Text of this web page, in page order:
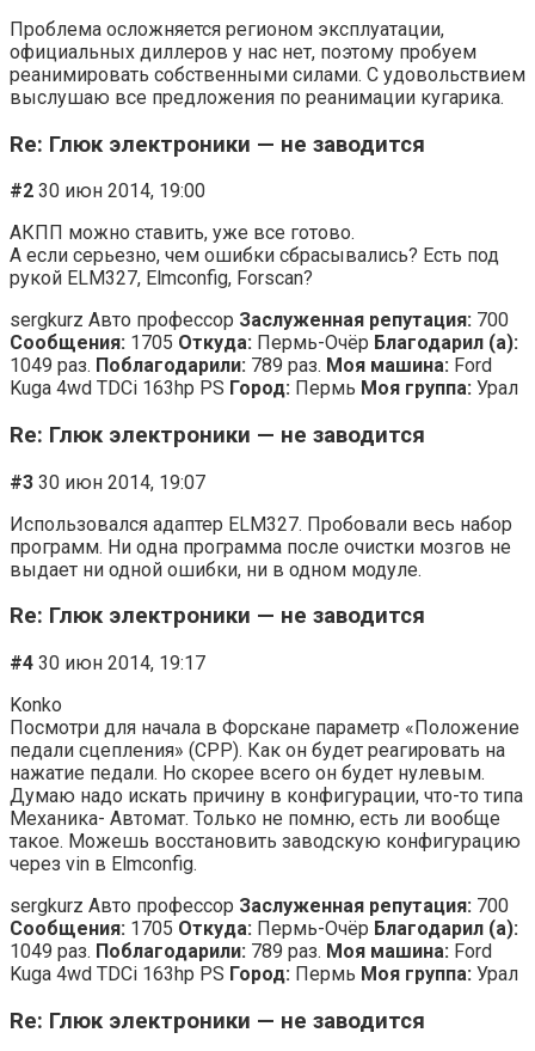
Проблема осложняется регионом эксплуатации,
официальных диллеров у нас нет, поэтому пробуем
реанимировать собственными силами. С удовольствием
выслушаю все предложения по реанимации кугарика.
Re: Глюк электроники — не заводится
#2 30 июн 2014, 19:00
АКПП можно ставить, уже все готово.
А если серьезно, чем ошибки сбрасывались? Есть под
рукой ELM327, Elmconfig, Forscan?
sergkurz Авто профессор Заслуженная репутация: 700
Сообщения: 1705 Откуда: Пермь-Очёр Благодарил (а):
1049 раз. Поблагодарили: 789 раз. Моя машина: Ford
Kuga 4wd TDCi 163hp PS Город: Пермь Моя группа: Урал
Re: Глюк электроники — не заводится
#3 30 июн 2014, 19:07
Использовался адаптер ELM327. Пробовали весь набор
программ. Ни одна программа после очистки мозгов не
выдает ни одной ошибки, ни в одном модуле.
Re: Глюк электроники — не заводится
#4 30 июн 2014, 19:17
Konko
Посмотри для начала в Форскане параметр «Положение
педали сцепления» (CPP). Как он будет реагировать на
нажатие педали. Но скорее всего он будет нулевым.
Думаю надо искать причину в конфигурации, что-то типа
Механика- Автомат. Только не помню, есть ли вообще
такое. Можешь восстановить заводскую конфигурацию
через vin в Elmconfig.
sergkurz Авто профессор Заслуженная репутация: 700
Сообщения: 1705 Откуда: Пермь-Очёр Благодарил (а):
1049 раз. Поблагодарили: 789 раз. Моя машина: Ford
Kuga 4wd TDCi 163hp PS Город: Пермь Моя группа: Урал
Re: Глюк электроники — не заводится